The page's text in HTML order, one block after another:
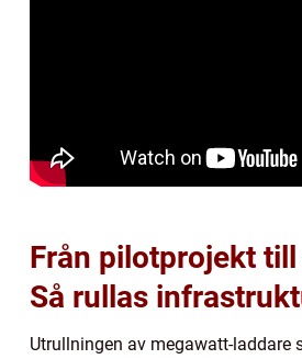
Från pilotprojekt
Så rullas
Utrullningen av megawatt-laddare